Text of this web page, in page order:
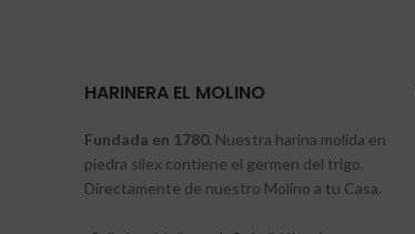
HARINERA EL MOLINO
Fundada en 1780. Nuestra harina molida en
piedra sílex contiene el germen del trigo.
Directamente de nuestro Molino a tu Casa.